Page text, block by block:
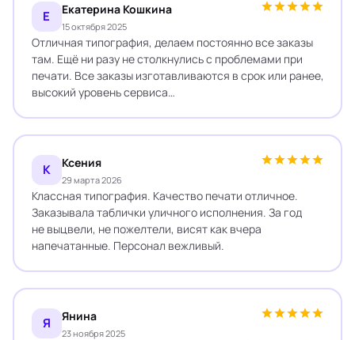
Е Екатерина Кошкина
15 октября 2025
Отличная типография, делаем постоянно все заказы
там. Ещё ни разу не столкнулись с проблемами при
печати. Все заказы изготавливаются в срок или ранее,
высокий уровень сервиса…
К Ксения
29 марта 2026
Классная типография. Качество печати отличное.
Заказывала таблички уличного исполнения. За год
не выцвели, не пожелтели, висят как вчера
напечатанные. Персонал вежливый.
Я Янина
23 ноября 2025